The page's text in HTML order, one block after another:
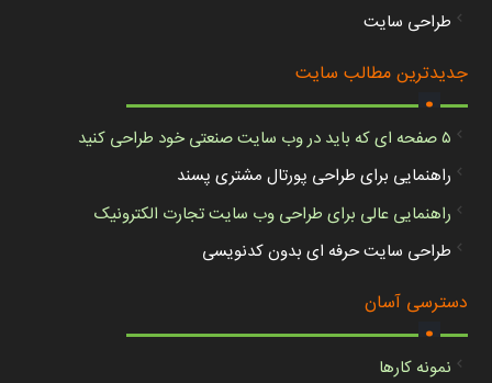
طراحی سایت
جدیدترین مطالب سایت
.
۵ صفحه ای که باید در وب سایت صنعتی خود طراحی کنید
راهنمایی برای طراحی پورتال مشتری پسند
راهنمایی عالی برای طراحی وب سایت تجارت الکترونیک
طراحی سایت حرفه ای بدون کدنویسی
دسترسی آسان
.
نمونه کارها